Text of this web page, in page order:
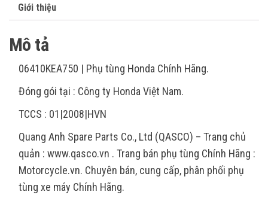
Giới thiệu
Mô tả
06410KEA750 | Phụ tùng Honda Chính Hãng.
Đóng gói tại : Công ty Honda Việt Nam.
TCCS : 01|2008|HVN
Quang Anh Spare Parts Co., Ltd (QASCO) – Trang chủ
quản : www.qasco.vn . Trang bán phụ tùng Chính Hãng :
Motorcycle.vn. Chuyên bán, cung cấp, phân phối phụ
tùng xe máy Chính Hãng.